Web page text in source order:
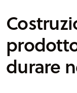
durare